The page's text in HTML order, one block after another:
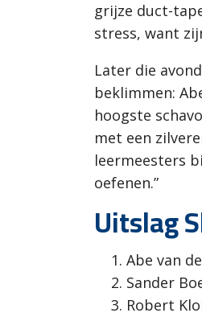
grijze duct-
stress, want
Later die
beklimmen:
hoogste
met een
leermeesters
oefenen.”
Uitslag
Abe van
Sander
Robert